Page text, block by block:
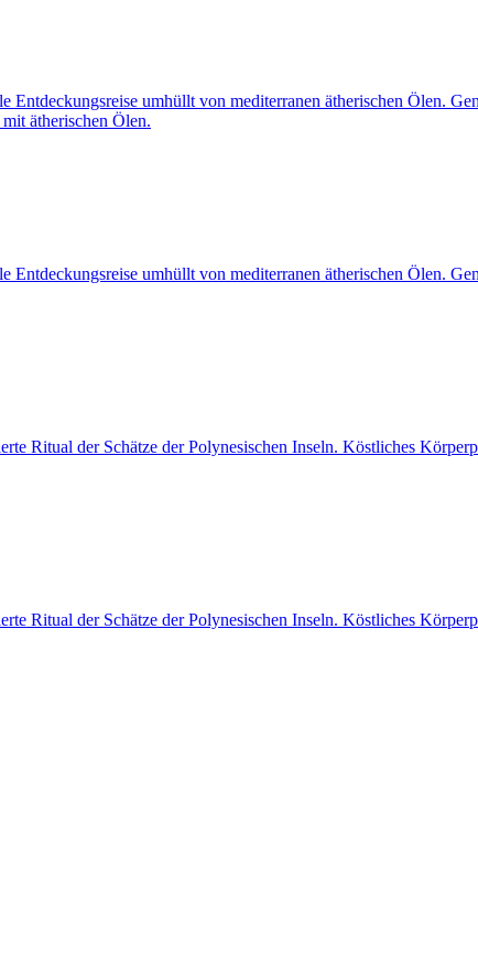
umhüllt von mediterranen ätherischen Ölen.
ätherischen Ölen.
umhüllt von mediterranen ätherischen Ölen.
Ritual der Schätze der Polynesischen Inseln. Köstliches
Ritual der Schätze der Polynesischen Inseln. Köstliches